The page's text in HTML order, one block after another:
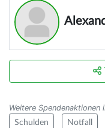
Weitere Spendenaktionen
Schulden Notfall